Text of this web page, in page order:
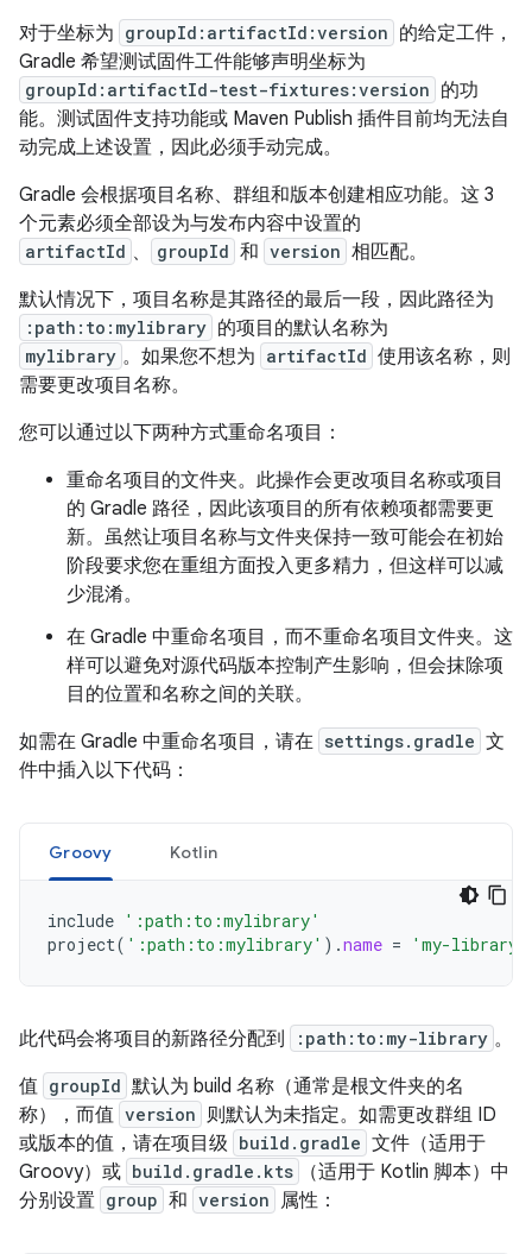
对于坐标为 groupId:artifactId:version 的给定工件，
Gradle 希望测试固件工件能够声明坐标为
groupId:artifactId-test-fixtures:version 的功
能。测试固件支持功能或 Maven Publish 插件目前均无法自
动完成上述设置，因此必须手动完成。
Gradle 会根据项目名称、群组和版本创建相应功能。这 3
个元素必须全部设为与发布内容中设置的
artifactId 、 groupId 和 version 相匹配。
默认情况下，项目名称是其路径的最后一段，因此路径为
:path:to:mylibrary 的项目的默认名称为
mylibrary 。如果您不想为 artifactId 使用该名称，则
需要更改项目名称。
您可以通过以下两种方式重命名项目：
重命名项目的文件夹。此操作会更改项目名称或项目
的 Gradle 路径，因此该项目的所有依赖项都需要更
新。虽然让项目名称与文件夹保持一致可能会在初始
阶段要求您在重组方面投入更多精力，但这样可以减
少混淆。
在 Gradle 中重命名项目，而不重命名项目文件夹。这
样可以避免对源代码版本控制产生影响，但会抹除项
目的位置和名称之间的关联。
如需在 Gradle 中重命名项目，请在 settings.gradle 文
件中插入以下代码：
Groovy Kotlin
include ':path:to:mylibrary'
project( ':path:to:mylibrary' ).name = 'my-library'
此代码会将项目的新路径分配到 :path:to:my-library 。
值 groupId 默认为 build 名称（通常是根文件夹的名
称），而值 version 则默认为未指定。如需更改群组 ID
或版本的值，请在项目级 build.gradle 文件（适用于
Groovy）或 build.gradle.kts
（适用于 Kotlin 脚本）中
分别设置 group 和 version 属性：